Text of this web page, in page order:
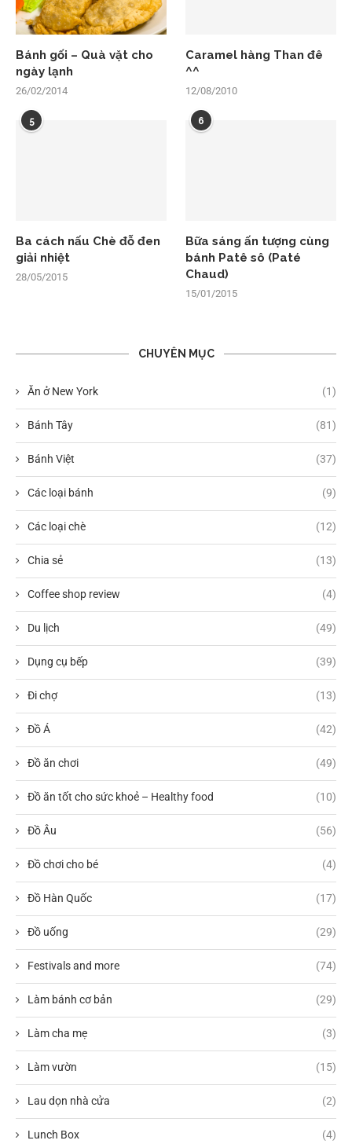
Bánh gối – Quà vặt cho
ngày lạnh
26/02/2014
Caramel hàng Than đê
^^
12/08/2010
5
Ba cách nấu Chè đỗ đen
giải nhiệt
28/05/2015
6
Bữa sáng ấn tượng cùng
bánh Patê sô (Paté
Chaud)
15/01/2015
CHUYÊN MỤC
Ăn ở New York (1)
Bánh Tây (81)
Bánh Việt (37)
Các loại bánh (9)
Các loại chè (12)
Chia sẻ (13)
Coffee shop review (4)
Du lịch (49)
Dụng cụ bếp (39)
Đi chợ (13)
Đồ Á (42)
Đồ ăn chơi (49)
Đồ ăn tốt cho sức khoẻ – Healthy food (10)
Đồ Âu (56)
Đồ chơi cho bé (4)
Đồ Hàn Quốc (17)
Đồ uống (29)
Festivals and more (74)
Làm bánh cơ bản (29)
Làm cha mẹ (3)
Làm vườn (15)
Lau dọn nhà cửa (2)
Lunch Box (4)